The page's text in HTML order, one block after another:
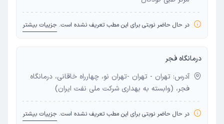
در حال حاضر نوبتی برای این مطب تعریف نشده است. جزییات بیشتر
درمانگاه فجر
آدرس: تهران - تهران -تهران نو، چهارراه خاقانی، درمانگاه
فجر، (وابسته به بهداری شرکت ملی نفت ایران)
در حال حاضر نوبتی برای این مطب تعریف نشده است. جزییات بیشتر